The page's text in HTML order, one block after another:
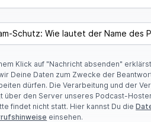
CAPTCHA
Klick auf "Nachricht absenden"
Deine Daten zum Zwecke der
dürfen. Die Verarbeitung und der
über den Server unseres Podcast-
findet nicht statt. Hier kannst Du die
einsehen.